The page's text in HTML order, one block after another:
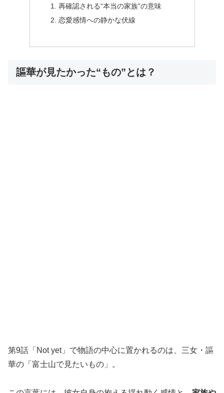
再確認される“本当の家族”の意味
恋愛感情への静かな伏線
謳華が見たかった“もの”とは？
第9話「Not yet」で物語の中心に置かれるのは、三女・謳
華の「富士山で見たいもの」。